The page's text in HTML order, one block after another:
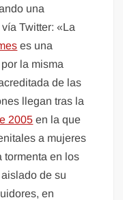
una
Twitter: «La
es una
la misma
de las
llegan tras la
2005 en la que
a mujeres
tormenta en los
de su
en